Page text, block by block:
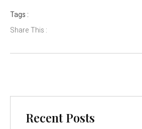
Tags :
Share This :
Recent Posts